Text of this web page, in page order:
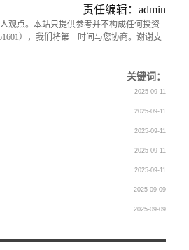
责任编辑：admin
观点。本站只提供参考并不构成任何投资
），我们将第一时间与您协商。谢谢支
关键词：
2025-09-11
2025-09-11
2025-09-11
2025-09-11
2025-09-11
2025-09-09
2025-09-09